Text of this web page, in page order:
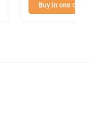
Buy in one click